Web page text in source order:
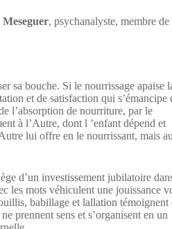
, psychanalyste, membre de
sa bouche. Si le nourrissage apaise
et de satisfaction qui s’émancipe
l’absorption de nourriture, par le
à l’Autre, dont l ’enfant dépend et
lui offre en le nourrissant, mais
d’un investissement jubilatoire
les mots véhiculent une jouissance
babillage et lallation témoignent
prennent sens et s’organisent en un